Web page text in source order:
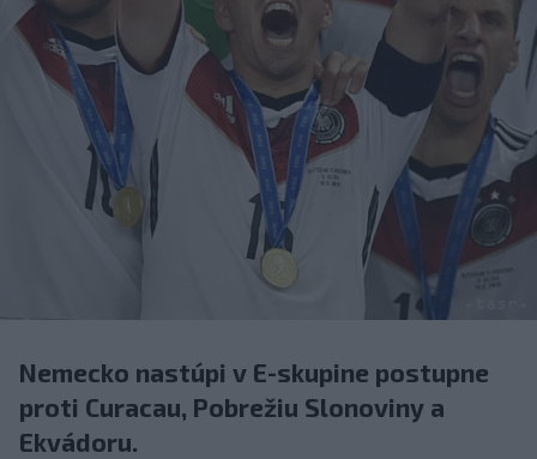
Nemecko nastúpi v E-skupine postupne
proti Curacau, Pobrežiu Slonoviny a
Ekvádoru.